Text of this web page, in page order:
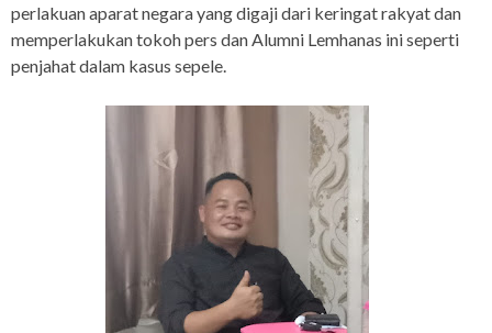
perlakuan aparat negara yang digaji dari keringat rakyat dan
memperlakukan tokoh pers dan Alumni Lemhanas ini seperti
penjahat dalam kasus sepele.